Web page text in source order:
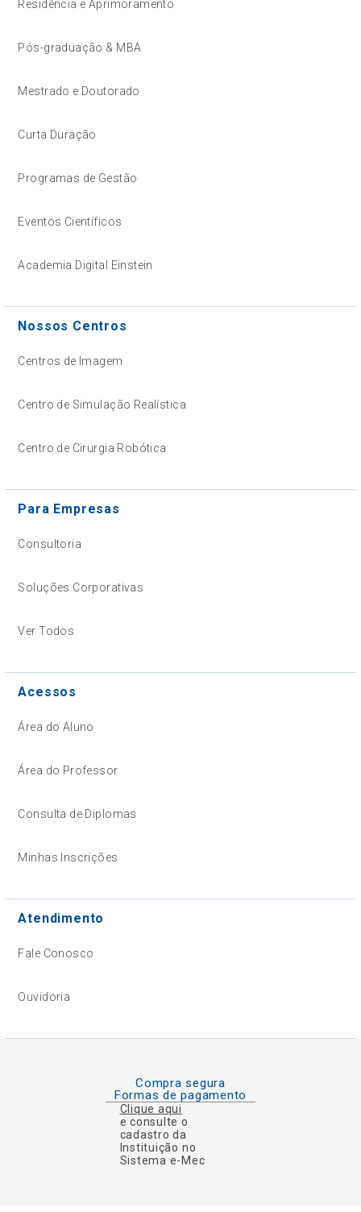
Residência e Aprimoramento
Pós-graduação & MBA
Mestrado e Doutorado
Curta Duração
Programas de Gestão
Eventos Científicos
Academia Digital Einstein
Nossos Centros
Centros de Imagem
Centro de Simulação Realística
Centro de Cirurgia Robótica
Para Empresas
Consultoria
Soluções Corporativas
Ver Todos
Acessos
Área do Aluno
Área do Professor
Consulta de Diplomas
Minhas Inscrições
Atendimento
Fale Conosco
Ouvidoria
Compra segura
Formas de pagamento
Clique aqui
e consulte o
cadastro da
Instituição no
Sistema e-Mec